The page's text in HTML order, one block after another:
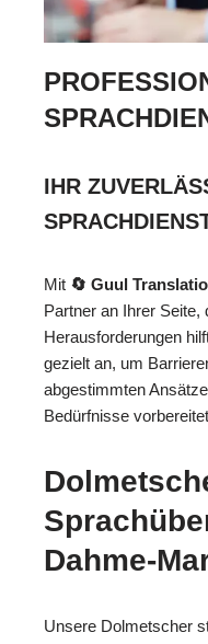
IHR
Mit 🔄 Guul
Partner an Ihrer Seite,
Herausforderungen
gezielt an, um
abgestimmten
Bedürfnisse
Dahme-
Unsere Dolmetscher